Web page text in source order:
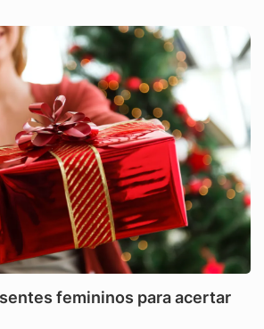
femininos para acertar